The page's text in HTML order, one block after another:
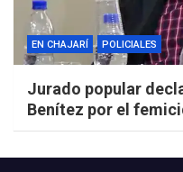
EN CHAJARÍ POLICIALES
Jurado popular
Benítez por el